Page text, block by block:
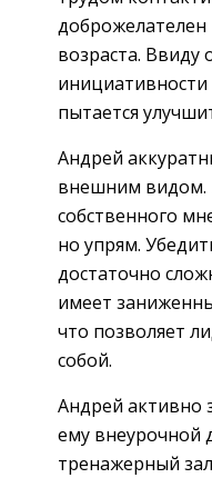
возраста. Ввиду
пытается
Андрей
внешним
собственного
но упрям.
достаточно
имеет
что позволяет
собой.
Андрей активно
ему внеурочной
тренажерный